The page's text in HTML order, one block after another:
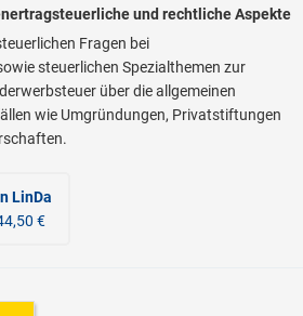
und rechtliche Aspekte
Fragen bei
steuerlichen Spezialthemen zur
über die allgemeinen
wie Umgründungen, Privatstiftungen
LinDa
€